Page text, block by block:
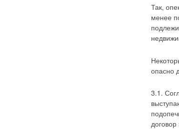
Так,
менее
опасно
3.1.